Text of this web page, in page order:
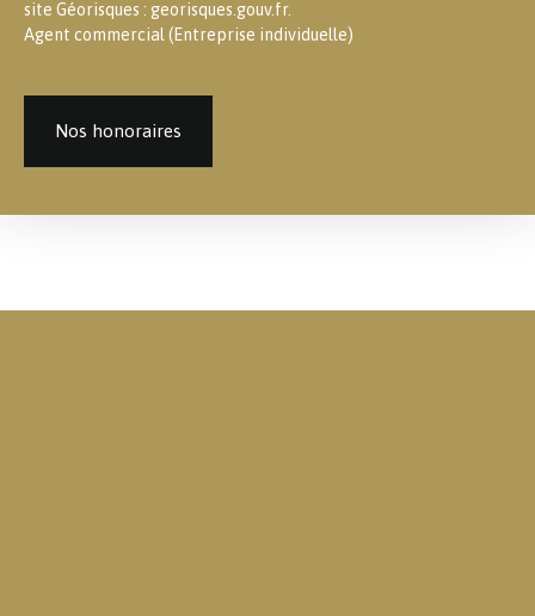
site Géorisques : georisques.gouv.fr.
Agent commercial (Entreprise individuelle)
Nos honoraires